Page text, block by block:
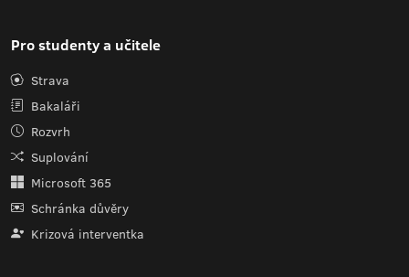
Pro studenty a učitele
Strava
Bakaláři
Rozvrh
Suplování
Microsoft 365
Schránka důvěry
Krizová interventka